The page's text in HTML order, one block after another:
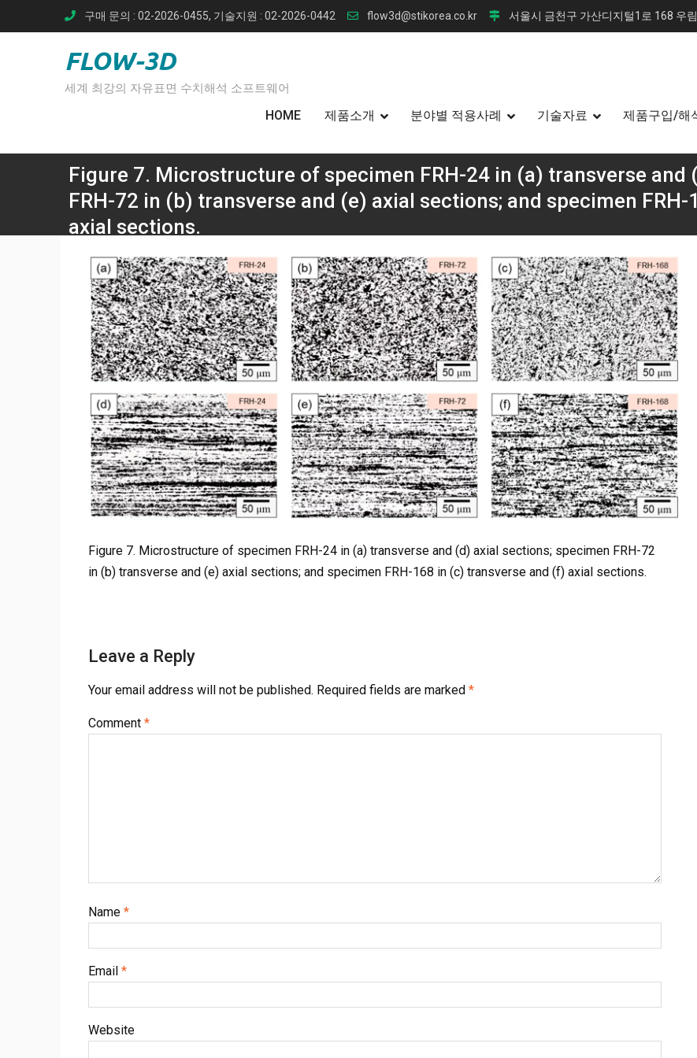
to
구매 문의 : 02-2026-0455, 기술지원 : 02-2026-0442 flow3d@stikorea.co.kr 서울시 금천구 가산디지털1로 168 우
FLOW-3D
세계 최강의 자유표면 수치해석 소프트웨어
HOME 제품소개 분야별 적용사례 기술자료 제품구입/해
Figure 7. Microstructure of specimen FRH-24 in (a) transverse and
FRH-72 in (b) transverse and (e) axial sections; and specimen
axial sections.
Home
4043 Al 합금 열주기 성능 분석: 연속 주조 직접 압연(CCDR) 공법의 고온 안정
Figure 7. Microstructure of specimen FRH-24 in (a) transverse and (d) axial sections; specimen FRH-72 in (b)
in (c) transverse and (f) axial sections.
Figure 7. Microstructure of specimen FRH-24 in (a) transverse and (d) axial sections; specimen FRH-72
in (b) transverse and (e) axial sections; and specimen FRH-168 in (c) transverse and (f) axial sections.
Leave a Reply
Your email address will not be published. Required fields are marked *
Comment *
Name *
Email *
Website